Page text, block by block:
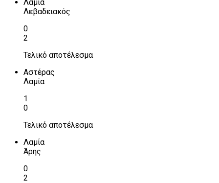
Λαμία
Λεβαδειακός
0
2
Τελικό αποτέλεσμα
Αστέρας
Λαμία
1
0
Τελικό αποτέλεσμα
Λαμία
Άρης
0
2